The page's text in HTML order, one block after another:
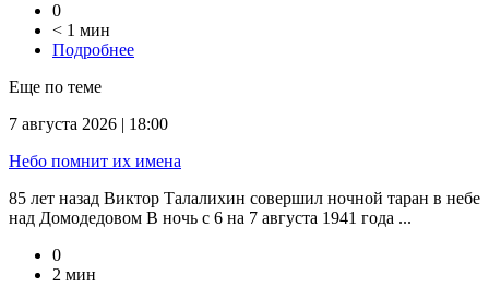
0
< 1 мин
Подробнее
Еще по теме
7 августа 2026 | 18:00
Небо помнит их имена
85 лет назад Виктор Талалихин совершил ночной таран в небе
над Домодедовом В ночь с 6 на 7 августа 1941 года ...
0
2 мин